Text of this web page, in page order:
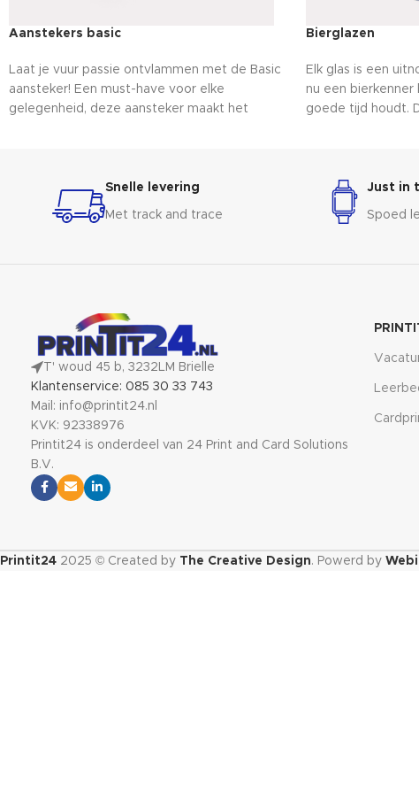
Aanstekers basic
Laat je vuur passie ontvlammen met de Basic
aansteker! Een must-have voor elke
gelegenheid, deze aansteker maakt het
betrouwbare metgezel voor instant
vuurvreugde.
Bierglazen
Elk glas is een
nu een
goede tijd houdt.
bier tevoorschijn
deze bierglazen -
en enthousiasme!
Snelle levering
Met track and trace
Just in
Spoed
T' woud 45 b, 3232LM Brielle
Klantenservice: 085 30 33 743
Mail: info@printit24.nl
KVK: 92338976
Printit24 is onderdeel van 24 Print and Card Solutions
B.V.
Printit24 2025 © Created by The Creative Design. Powerd by